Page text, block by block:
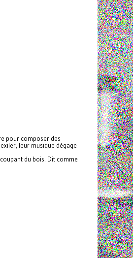
pour composer des
leur musique dégage
du bois. Dit comme